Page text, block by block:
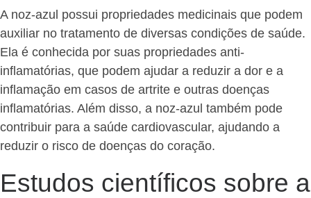
A noz-azul possui propriedades medicinais que podem
auxiliar no tratamento de diversas condições de saúde.
Ela é conhecida por suas propriedades anti-
inflamatórias, que podem ajudar a reduzir a dor e a
inflamação em casos de artrite e outras doenças
inflamatórias. Além disso, a noz-azul também pode
contribuir para a saúde cardiovascular, ajudando a
reduzir o risco de doenças do coração.
Estudos científicos sobre a